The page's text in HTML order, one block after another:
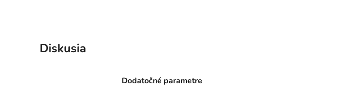
Diskusia
Dodatočné parametre